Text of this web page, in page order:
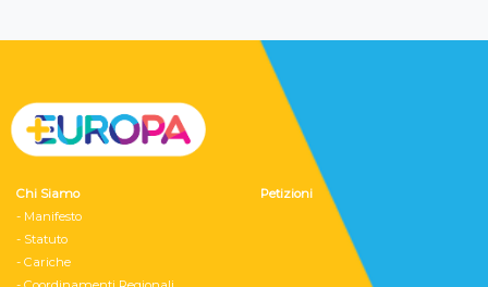
Chi Siamo
- Manifesto
- Statuto
- Cariche
Petizioni